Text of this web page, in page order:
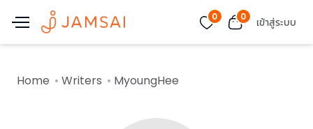
0 0 เข้าสู่ระบบ
Home Writers MyoungHee